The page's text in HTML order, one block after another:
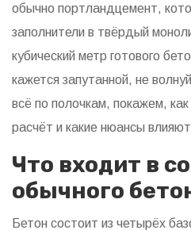
обычно портландцемент,
заполнители в твёрдый
кубический метр готового
кажется запутанной, не
всё по полочкам, покажем,
расчёт и какие нюансы
Что входит в
обычного
Бетон состоит из четырёх